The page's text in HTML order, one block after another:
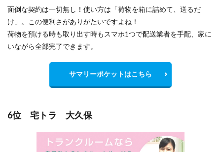
面倒な契約は一切無し！使い方は「荷物を箱に詰めて、送るだ
け」。この便利さがありがたいですよね！
荷物を預ける時も取り出す時もスマホ1つで配送業者を手配、家に
いながら全部完了できます。
サマリーポケットはこちら
6位 宅トラ 大久保